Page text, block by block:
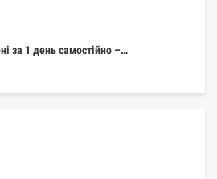
за 1 день самостійно –…